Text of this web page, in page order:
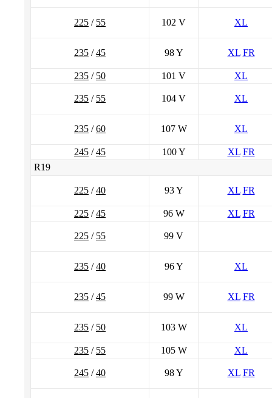
225 / 55 102 V XL
235 /45 98 Y XL FR
235 / 50 101 V XL
235 / 55 104 V XL
235 /60 107 W XL
245 /45 100 Y XL FR
R19
225 /40 93 Y XL FR
225 /45 96 W XL FR
225 / 55 99 V
235 /40 96 Y XL
235 /45 99 W XL FR
235 / 50 103 W XL
235 / 55 105 W XL
245 /40 98 Y XL FR